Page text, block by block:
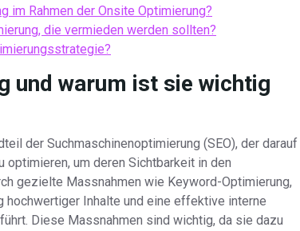
im Rahmen der Onsite Optimierung?
die vermieden werden sollten?
und warum ist sie wichtig
der Suchmaschinenoptimierung (SEO), der darauf
um deren Sichtbarkeit in den
gezielte Massnahmen wie Keyword-Optimierung,
Inhalte und eine effektive interne
Diese Massnahmen sind wichtig, da sie dazu